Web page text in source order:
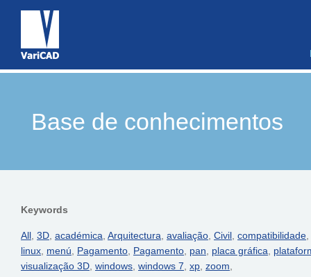
Base de conhecimentos
Keywords
All, 3D, académica, Arquitectura, avaliação, Civil, compatibilidade,
linux, menú, Pagamento, Pagamento, pan, placa gráfica,
visualização 3D, windows, windows 7, xp, zoom,